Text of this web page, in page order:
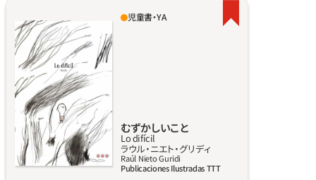
「家の外に出ると、ぼくには何もかもがむずか
しくなる。むずむずした感じがやまなくて、一
歩一歩が容易ではない」。人とコミュニケーシ
ョンをとることは、見かけほど簡単ではなく、
それには我慢強さや努力や勇気が必要だ。この
本の主人公はそんな問題をかかえていて、パン
屋のおじさんや、近所のアナさんやアントニア
さんにあいさつしたいのに、しようとすると胸
がドキドキして、手が汗ばんで、ほほえみしか
詳しく見る
児童書・YA
むずかしいこと
Lo difícil
ラウル‧ニエト‧グリディ
Raúl Nieto Guridi
Publicaciones Ilustradas TTT